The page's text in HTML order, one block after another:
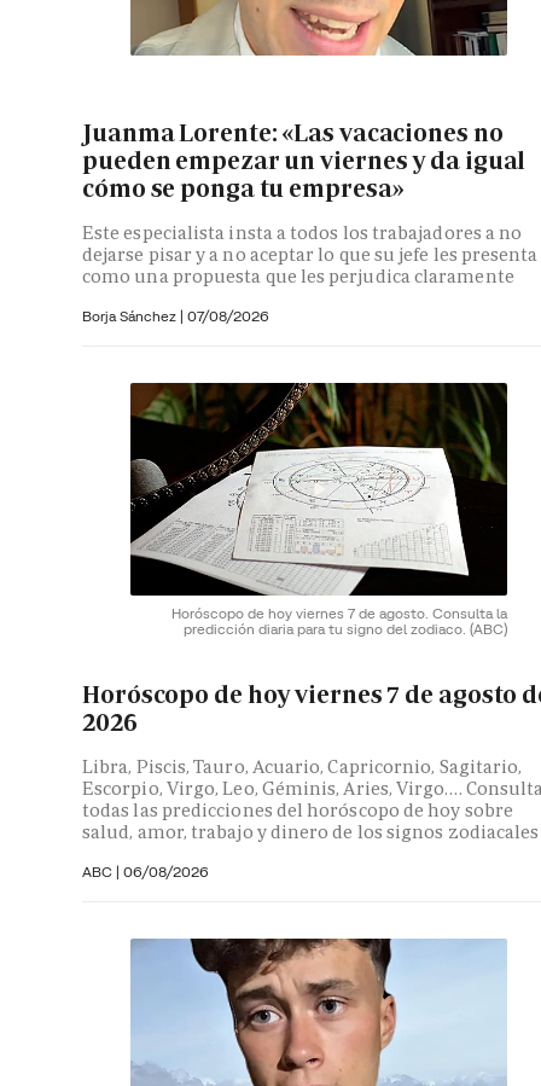
Juanma Lorente: «Las vacaciones no
pueden empezar un viernes y da igual
cómo se ponga tu empresa»
Este especialista insta a todos los trabajadores a no
dejarse pisar y a no aceptar lo que su jefe les presenta
como una propuesta que les perjudica claramente
Borja Sánchez | 07/08/2026
Horóscopo de hoy viernes 7 de agosto. Consulta la
predicción diaria para tu signo del zodiaco. (ABC)
Horóscopo de hoy viernes 7 de agosto
2026
Libra, Piscis, Tauro, Acuario, Capricornio, Sagitario,
Escorpio, Virgo, Leo, Géminis, Aries, Virgo….
todas las predicciones del horóscopo de hoy sobre
salud, amor, trabajo y dinero de los signos zodiacales
ABC | 06/08/2026